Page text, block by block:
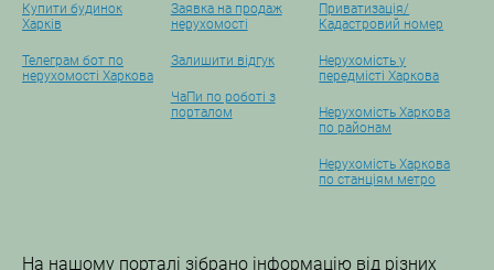
Купити будинок
Харків
Телеграм бот по
нерухомості Харкова
Заявка на продаж
нерухомості
Залишити відгук
ЧаПи по роботі з
порталом
Приватизація/
Кадастровий номер
Нерухомість у
передмісті Харкова
Нерухомість Харкова
по районам
Нерухомість Харкова
по станціям метро
На нашому порталі зібрано інформацію від різних